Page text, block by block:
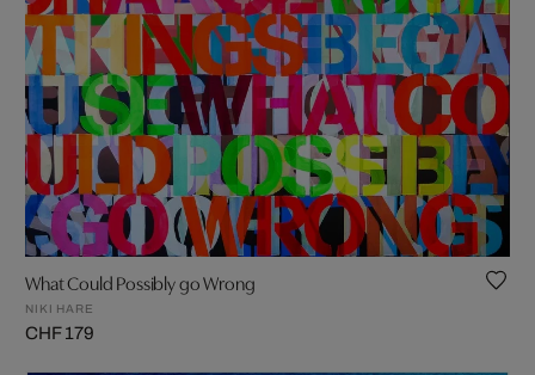
What Could Possibly go Wrong
NIKI HARE
CHF 179